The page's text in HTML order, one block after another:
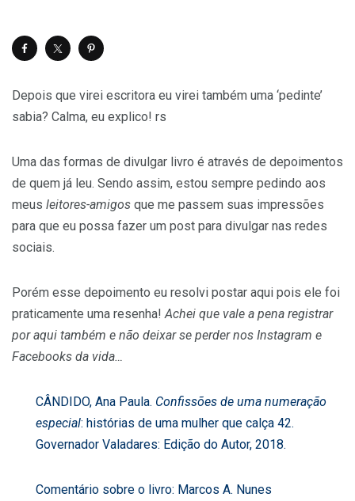
Depois que virei escritora eu virei também uma ‘pedinte’
sabia? Calma, eu explico! rs
Uma das formas de divulgar livro é através de depoimentos
de quem já leu. Sendo assim, estou sempre pedindo aos
meus leitores-amigos que me passem suas impressões
para que eu possa fazer um post para divulgar nas redes
sociais.
Porém esse depoimento eu resolvi postar aqui pois ele foi
praticamente uma resenha! Achei que vale a pena registrar
por aqui também e não deixar se perder nos Instagram e
Facebooks da vida…
CÂNDIDO, Ana Paula. Confissões de uma numeração
especial: histórias de uma mulher que calça 42.
Governador Valadares: Edição do Autor, 2018.
Comentário sobre o livro: Marcos A. Nunes